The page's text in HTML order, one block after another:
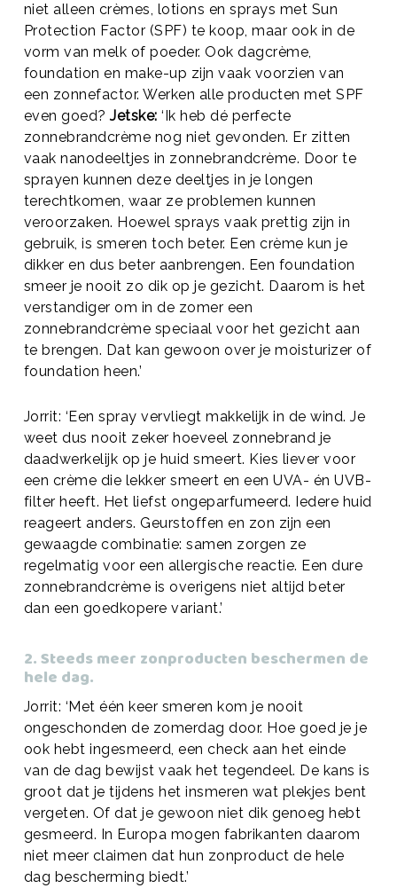
niet alleen crèmes, lotions en sprays met Sun
Protection Factor (SPF) te koop, maar ook in de
vorm van melk of poeder. Ook dagcrème,
foundation en make-up zijn vaak voorzien van
een zonnefactor. Werken alle producten met SPF
even goed?Jetske:‘Ik heb dé perfecte
zonnebrandcrème nog niet gevonden. Er zitten
vaak nanodeeltjes in zonnebrandcrème. Door te
sprayen kunnen deze deeltjes in je longen
terechtkomen, waar ze problemen kunnen
veroorzaken. Hoewel sprays vaak prettig zijn in
gebruik, is smeren toch beter. Een crème kun je
dikker en dus beter aanbrengen. Een foundation
smeer je nooit zo dik op je gezicht. Daarom is het
verstandiger om in de zomer een
zonnebrandcrème speciaal voor het gezicht aan
te brengen. Dat kan gewoon over je moisturizer of
foundation heen.’
Jorrit: ‘Een spray vervliegt makkelijk in de wind. Je
weet dus nooit zeker hoeveel zonnebrand je
daadwerkelijk op je huid smeert. Kies liever voor
een crème die lekker smeert en een UVA- én UVB-
filter heeft. Het liefst ongeparfumeerd. Iedere huid
reageert anders. Geurstoffen en zon zijn een
gewaagde combinatie: samen zorgen ze
regelmatig voor een allergische reactie. Een dure
zonnebrandcrème is overigens niet altijd beter
dan een goedkopere variant.’
2. Steeds meer zonproducten beschermen de
hele dag.
Jorrit: ‘Met één keer smeren kom je nooit
ongeschonden de zomerdag door. Hoe goed je je
ook hebt ingesmeerd, een check aan het einde
van de dag bewijst vaak het tegendeel. De kans is
groot dat je tijdens het insmeren wat plekjes bent
vergeten. Of dat je gewoon niet dik genoeg hebt
gesmeerd. In Europa mogen fabrikanten daarom
niet meer claimen dat hun zonproduct de hele
dag bescherming biedt.’